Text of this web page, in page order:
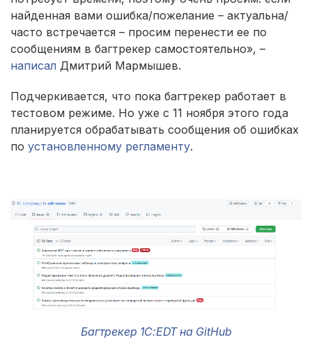
найденная вами ошибка/пожелание – актуальна/
часто встречается – просим перенести ее по
сообщениям в багтрекер самостоятельно», –
написал Дмитрий Мармышев.
Подчеркивается, что пока багтрекер работает в
тестовом режиме. Но уже с 11 ноября этого года
планируется обрабатывать сообщения об ошибках
по установленному регламенту.
Багтрекер 1С:EDT на GitHub